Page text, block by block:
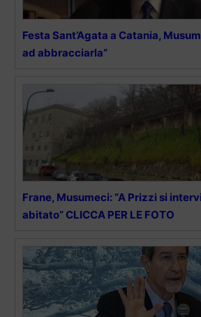
Festa Sant’Agata a Catania,
ad abbracciarla”
Frane, Musumeci: “A Prizzi si
abitato” CLICCA PER LE FOTO